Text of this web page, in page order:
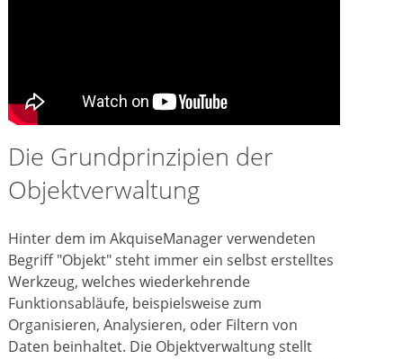
Die Grundprinzipien der
Objektverwaltung
Hinter dem im AkquiseManager verwendeten
Begriff "Objekt" steht immer ein selbst erstelltes
Werkzeug, welches wiederkehrende
Funktionsabläufe, beispielsweise zum
Organisieren, Analysieren, oder Filtern von
Daten beinhaltet. Die Objektverwaltung stellt